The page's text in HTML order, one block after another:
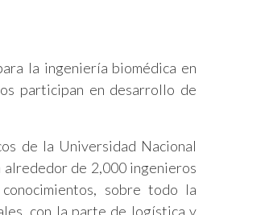
la ingeniería biomédica en
participan en desarrollo de
de la Universidad Nacional
de 2,000 ingenieros
sobre todo la
con la parte de logística y